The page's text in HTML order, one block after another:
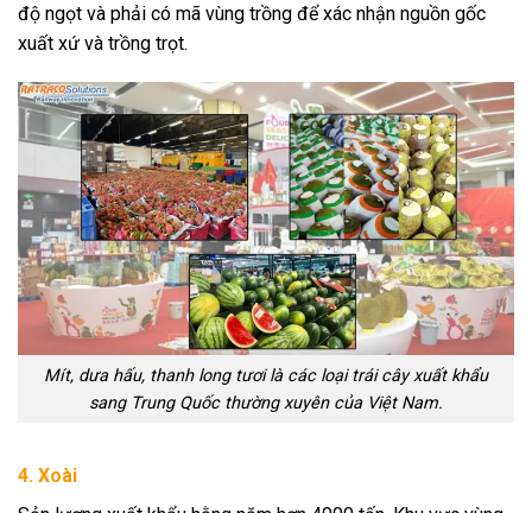
độ ngọt và phải có mã vùng trồng để xác nhận nguồn gốc
xuất xứ và trồng trọt.
Mít, dưa hấu, thanh long tươi là các loại trái cây xuất khẩu
sang Trung Quốc thường xuyên của Việt Nam.
4. Xoài